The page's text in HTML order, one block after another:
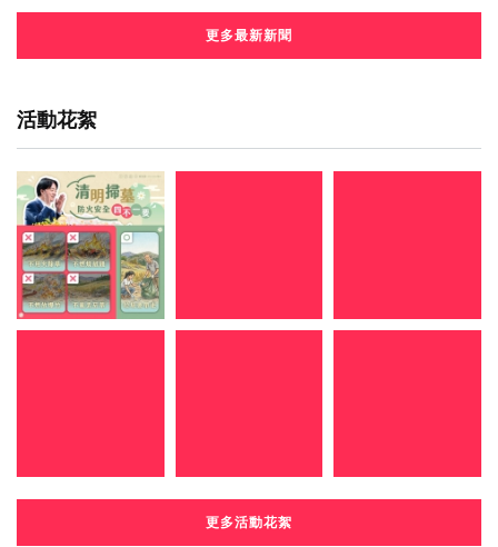
更多最新新聞
活動花絮
更多活動花絮